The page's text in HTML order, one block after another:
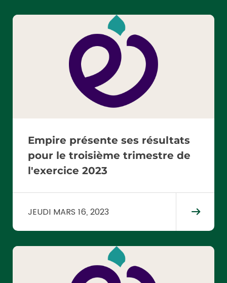
Empire présente ses résultats
pour le troisième trimestre de
l'exercice 2023
JEUDI MARS 16, 2023